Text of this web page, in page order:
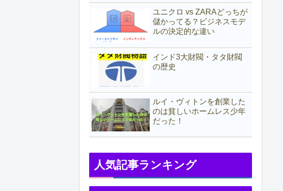
ル（約4,700万円）を得た具
体的な方法
ユニクロ vs ZARAどっちが
儲かってる？ビジネスモデ
ルの決定的な違い
インド3大財閥・タタ財閥
の歴史
ルイ・ヴィトンを創業した
のは貧しいホームレス少年
だった！
人気記事ランキング